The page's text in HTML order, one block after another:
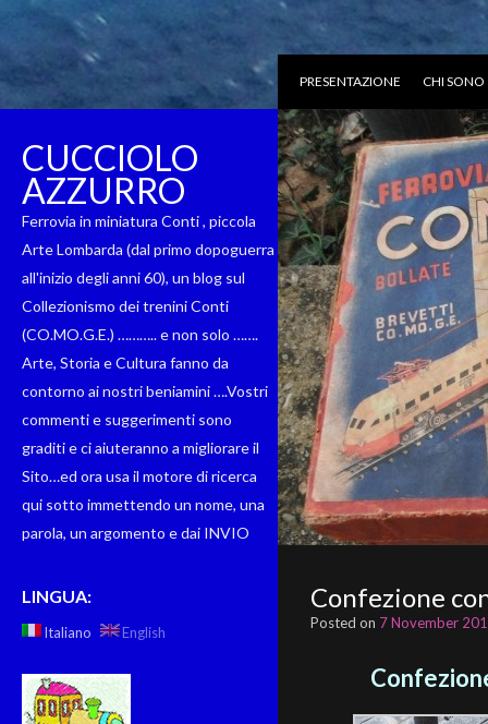
PRESENTAZIONE CHI SONO
CUCCIOLO
AZZURRO
Ferrovia in miniatura Conti , piccola
Arte Lombarda (dal primo dopoguerra
all'inizio degli anni 60), un blog sul
Collezionismo dei trenini Conti
(CO.MO.G.E.) ……….. e non solo …….
Arte, Storia e Cultura fanno da
contorno ai nostri beniamini ….Vostri
commenti e suggerimenti sono
graditi e ci aiuteranno a migliorare il
Sito…ed ora usa il motore di ricerca
qui sotto immettendo un nome, una
parola, un argomento e dai INVIO
LINGUA:
Italiano English
Confezione
Posted on 7 November